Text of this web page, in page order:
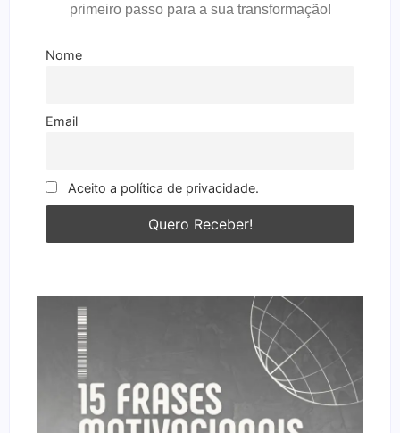
primeiro passo para a sua transformação!
Nome
Email
Aceito a política de privacidade.